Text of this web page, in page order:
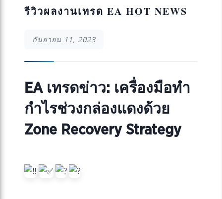
รีวิวผลงานเทรด EA HOT NEWS
กันยายน 11, 2023
EA เทรดข่าว: เครื่องมือทำ
กำไรช่วงกล่องแดงด้วย
Zone Recovery Strategy